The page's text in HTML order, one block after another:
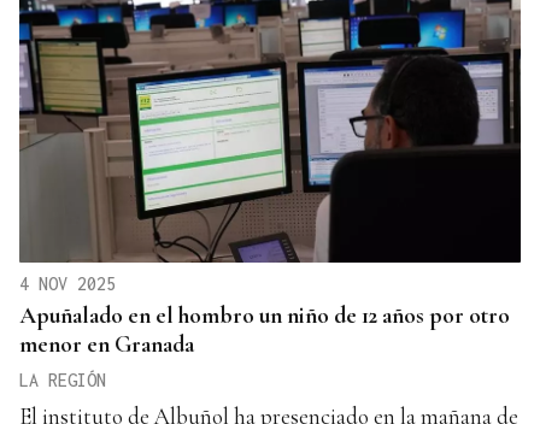
4 NOV 2025
Apuñalado en el hombro un niño de 12 años por otro
menor en Granada
LA REGIÓN
El instituto de Albuñol ha presenciado en la mañana de